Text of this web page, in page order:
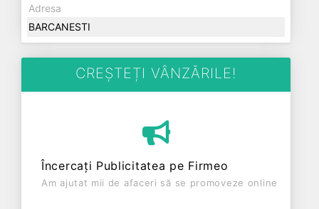
Adresa
BARCANESTI
CREȘTEȚI VÂNZĂRILE!
Încercați Publicitatea pe Firmeo
Am ajutat mii de afaceri să se promoveze online